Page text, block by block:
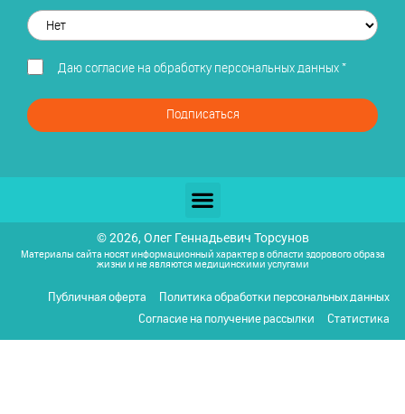
Даю согласие на обработку персональных данных*
Подписаться
© 2026, Олег Геннадьевич Торсунов
Материалы сайта носят информационный характер в области здорового образа
жизни и не являются медицинскими услугами
Публичная оферта
Политика обработки персональных данных
Согласие на получение рассылки
Статистика